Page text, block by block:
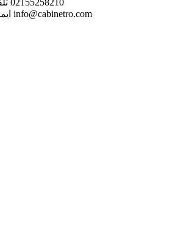
info@cabinetro.com